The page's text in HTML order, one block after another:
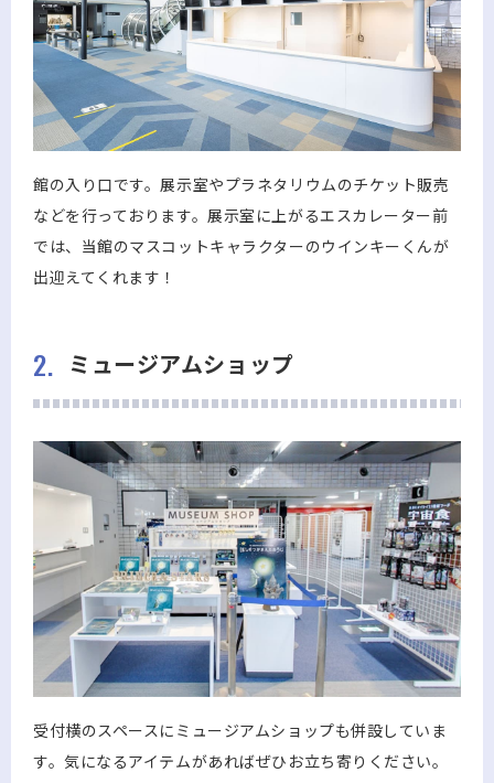
館の入り口です。展示室やプラネタリウムのチケット販売
などを行っております。展示室に上がるエスカレーター前
では、当館のマスコットキャラクターのウインキーくんが
出迎えてくれます！
2. ミュージアムショップ
受付横のスペースにミュージアムショップも併設していま
す。気になるアイテムがあればぜひお立ち寄りください。